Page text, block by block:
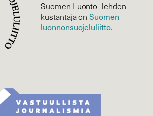
Suomen Luonto -lehden
kustantaja onSuomen
luonnonsuojelu­liitto.